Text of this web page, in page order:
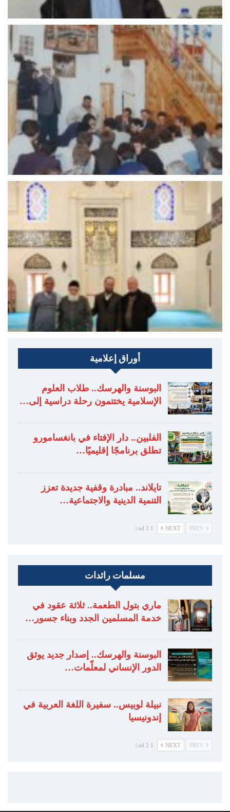
أوراق إعلامية
البوسنة والهرسك.. طلاب العلوم
الإسلامية يختتمون رحلة دراسية إلى…
الفلبين.. دار الإفتاء في بانغسامورو
تطلق برنامجًا إقليميًا…
تايلاند.. مبادرة وقفية جديدة تعزز
التنمية الدينية والاجتماعية…
NEXT
1 od 2 |
مسلمات رائدات
ماري بتول الطعمة.. ثلاثة عقود في
خدمة المسلمين الجدد وبناء جسور…
البوسنة والهرسك.. إصدار جديد يوثق
الدور الإنساني لمعلّمات…
نبيلة لوبيس.. سفيرة اللغة العربية في
إندونيسيا
NEXT
1 od 2 |